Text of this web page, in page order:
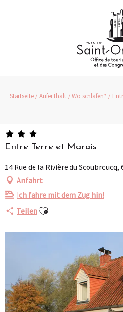
Startseite Aufenthalt Wo schlafen?
Entre Terre et Marais
14 Rue de la Rivière du
Anfahrt
Ich fahre mit dem Zug hin!
TeilenAjouter aux favoris